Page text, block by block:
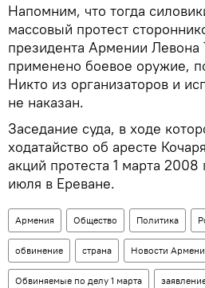
Напомним, что тогда
массовый протест
президента Армении
применено боевое оружие,
Никто из организаторов и
не наказан.
Заседание суда, в ходе
ходатайство об аресте
акций протеста 1 марта 2008
июля в Ереване.
Армения Общество Политика
обвинение страна Новости
Обвиняемые по делу 1 марта